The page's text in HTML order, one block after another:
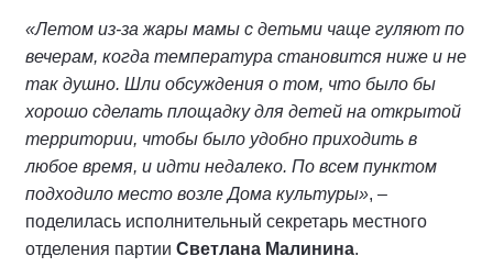
«Летом из-за жары мамы с детьми чаще гуляют по
вечерам, когда температура становится ниже и не
так душно. Шли обсуждения о том, что было бы
хорошо сделать площадку для детей на открытой
территории, чтобы было удобно приходить в
любое время, и идти недалеко. По всем пунктом
подходило место возле Дома культуры», –
поделилась исполнительный секретарь местного
отделения партии Светлана Малинина.